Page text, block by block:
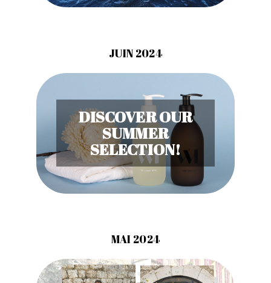
JUIN 2024
DISCOVER OUR
SUMMER
SELECTION!
MAI 2024